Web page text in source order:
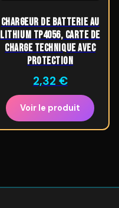
Chargeur de batterie au
lithium TP4056, carte de
charge technique avec
protection
2,32 €
Voir le produit